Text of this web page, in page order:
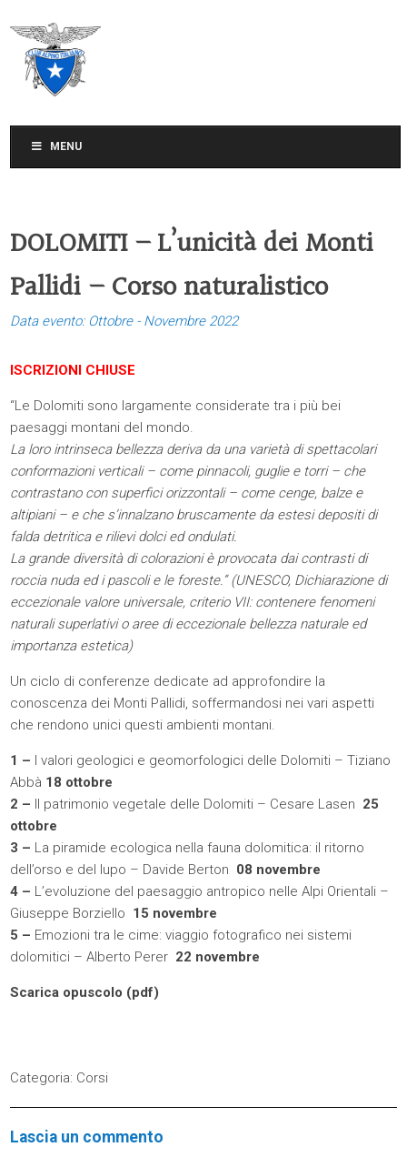
MENU
DOLOMITI – L’unicità dei Monti
Pallidi – Corso naturalistico
Data evento: Ottobre - Novembre 2022
ISCRIZIONI CHIUSE
“Le Dolomiti sono largamente considerate tra i più bei
paesaggi montani del mondo.
La loro intrinseca bellezza deriva da una varietà di spettacolari
conformazioni verticali – come pinnacoli, guglie e torri – che
contrastano con superfici orizzontali – come cenge, balze e
altipiani – e che s’innalzano bruscamente da estesi depositi di
falda detritica e rilievi dolci ed ondulati.
La grande diversità di colorazioni è provocata dai contrasti di
roccia nuda ed i pascoli e le foreste.” (UNESCO, Dichiarazione di
eccezionale valore universale, criterio VII: contenere fenomeni
naturali superlativi o aree di eccezionale bellezza naturale ed
importanza estetica)
Un ciclo di conferenze dedicate ad approfondire la
conoscenza dei Monti Pallidi, soffermandosi nei vari aspetti
che rendono unici questi ambienti montani.
1 – I valori geologici e geomorfologici delle Dolomiti – Tiziano
Abbà 18 ottobre
2 – Il patrimonio vegetale delle Dolomiti – Cesare Lasen 25
ottobre
3 – La piramide ecologica nella fauna dolomitica: il ritorno
dell’orso e del lupo – Davide Berton 08 novembre
4 – L’evoluzione del paesaggio antropico nelle Alpi Orientali –
Giuseppe Borziello 15 novembre
5 – Emozioni tra le cime: viaggio fotografico nei sistemi
dolomitici – Alberto Perer 22 novembre
Scarica opuscolo (pdf)
Categoria: Corsi
Lascia un commento